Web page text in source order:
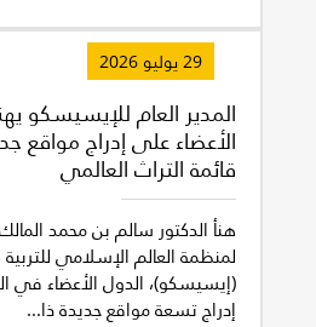
29 يوليو 2026
المدير العام للإيسيسكو
الأعضاء على إدراج مواقع
قائمة التراث العالمي
هنأ الدكتور سالم بن محمد
لمنظمة العالم الإسلامي للتربية
(إيسيسكو)، الدول الأعضاء في
إدراج تسعة مواقع جديدة ذا...